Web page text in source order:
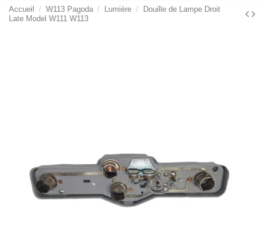
Accueil W113 Pagoda Lumière
Douille de Lampe Droit
Late Model W111 W113